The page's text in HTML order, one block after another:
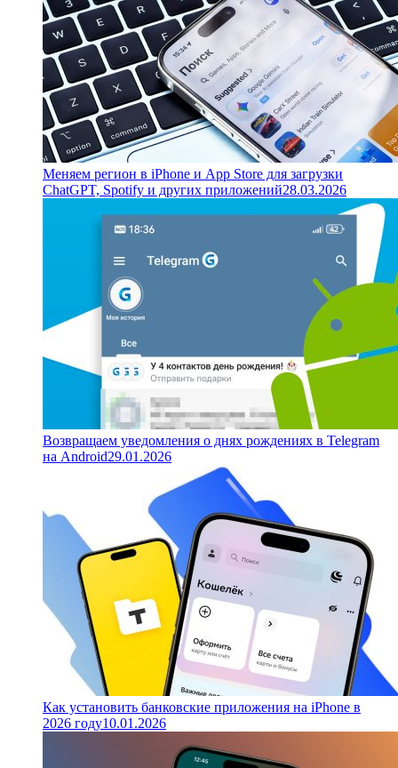
Меняем регион в iPhone и App Store для загрузки
ChatGPT, Spotify и других приложений28.03.2026
Возвращаем уведомления о днях рождениях в Telegram
на Android29.01.2026
Как установить банковские приложения на iPhone в
2026 году10.01.2026